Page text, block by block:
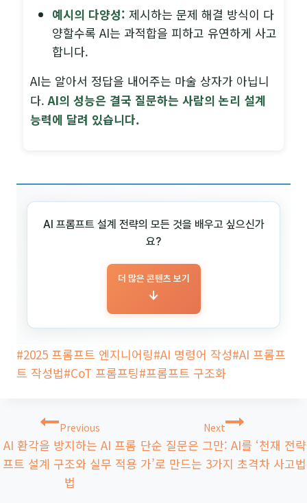
예시의 다양성: 제시하는 문제 해결 방식이 다
양할수록 AI는 과적합을 피하고 유연하게 사고
합니다.
AI는 알아서 정답을 내어주는 마술 상자가 아닙니
다.AI의 성능은 결국 질문하는 사람의 논리 설계
능력에 달려 있습니다.
AI 프롬프트 설계 전략의 모든 것을 배우고 싶으신가
요?
더 많은 콘텐츠 보기
→
Post
Tags:
#2025 프롬프트 엔지니어링#AI 명령어 작성#AI 프롬프
트 작성법#CoT 프롬프팅#프롬프트 구조화
탐
색
Previous
AI 환각을 방지하는 AI 프롬
프트 설계 구조와 실무 적용
법
Next
단순 질문은 그만: AI를 ‘천재 전략
가’로 만드는 3가지 초격차 사고법